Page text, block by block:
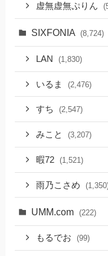
虚無虚無ぷりん
SIXFONIA (8,724)
LAN (1,830)
いるま (2,476)
すち (2,547)
みこと (3,207)
暇72 (1,521)
雨乃こさめ
UMM.com (222)
もるでお (99)